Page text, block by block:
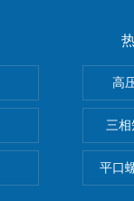
高
三
平口